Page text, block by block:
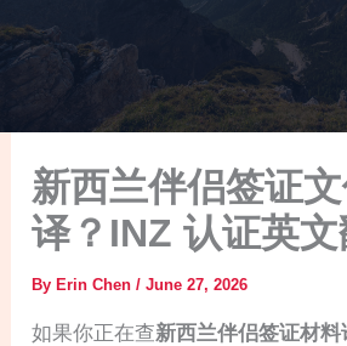
新西兰伴侣签证
译？INZ 认证英文
ByErin Chen/June 27, 2026
如果你正在查新西兰伴侣签证材